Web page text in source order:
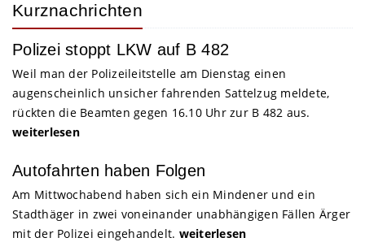
Kurznachrichten
Polizei stoppt LKW auf B 482
Weil man der Polizeileitstelle am Dienstag einen
augenscheinlich unsicher fahrenden Sattelzug meldete,
rückten die Beamten gegen 16.10 Uhr zur B 482 aus.
weiterlesen
Autofahrten haben Folgen
Am Mittwochabend haben sich ein Mindener und ein
Stadthäger in zwei voneinander unabhängigen Fällen Ärger
mit der Polizei eingehandelt. weiterlesen